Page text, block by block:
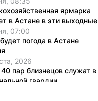
ярмарка
в Астане в эти выходные
07:00
погода в Астане
2026
пар близнецов служат в
гвардии
2026